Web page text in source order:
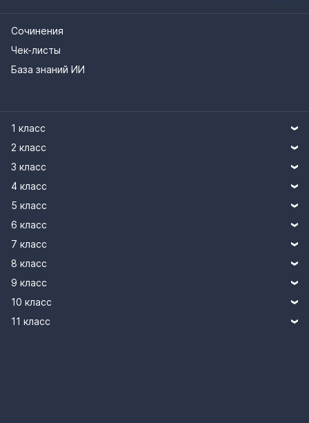
1 класс
2 класс
3 класс
4 класс
5 класс
6 класс
7 класс
8 класс
9 класс
10 класс
11 класс
Сочинения
Чек-листы
База знаний ИИ